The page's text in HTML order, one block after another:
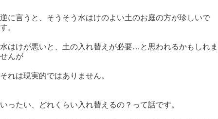
逆に言うと、そうそう水はけのよい土のお庭の方が珍しいで
す。
水はけが悪いと、土の入れ替えが必要…と思われるかもしれま
せんが
それは現実的ではありません。
いったい、どれくらい入れ替えるの？って話です。